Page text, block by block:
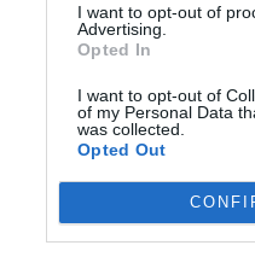
I want to opt-out of
Advertising.
Opted In
I want to opt-out of
of my Personal Data
was collected.
Opted Out
του
ΕΥ ΖΗΝ